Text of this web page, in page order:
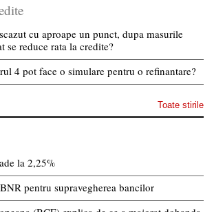
cu aproape un punct, dupa masurile
se reduce rata la credite?
4 pot face o simulare pentru o refinantare?
Toate stirile
la 2,25%
pentru supravegherea bancilor